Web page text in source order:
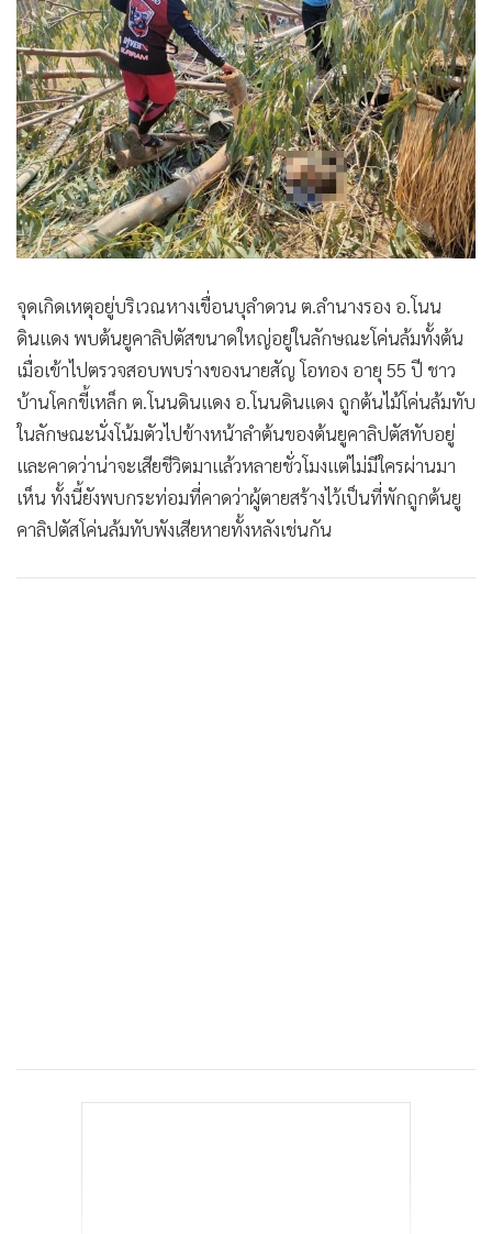
• Factcheck
• ญี่ปุ่น
• News1
• Gotomanager
จุดเกิดเหตุอยู่บริเวณหางเขื่อนบุลำดวน ต.ลำนางรอง อ.โนน
ดินแดง พบต้นยูคาลิปตัสขนาดใหญ่อยู่ในลักษณะโค่นล้มทั้งต้น
เมื่อเข้าไปตรวจสอบพบร่างของนายสัญ โอทอง อายุ 55 ปี ชาว
บ้านโคกขี้เหล็ก ต.โนนดินแดง อ.โนนดินแดง ถูกต้นไม้โค่นล้มทับ
ในลักษณะนั่งโน้มตัวไปข้างหน้าลำต้นของต้นยูคาลิปตัสทับอยู่
และคาดว่าน่าจะเสียชีวิตมาแล้วหลายชั่วโมงแต่ไม่มีใครผ่านมา
เห็น ทั้งนี้ยังพบกระท่อมที่คาดว่าผู้ตายสร้างไว้เป็นที่พักถูกต้นยู
คาลิปตัสโค่นล้มทับพังเสียหายทั้งหลังเช่นกัน